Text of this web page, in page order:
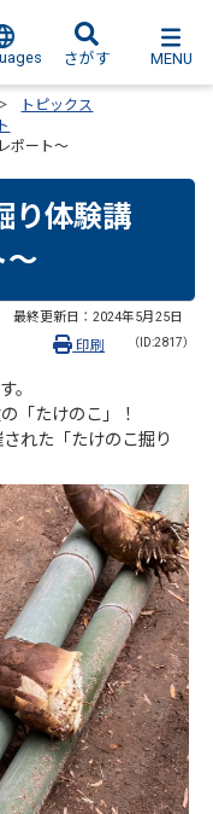
さがす MENU
トピックス
ポート～
り体験講
～
最終更新日： 2024年5月25日
（ID:2817）
印刷
。
「たけのこ」！
れた「たけのこ掘り